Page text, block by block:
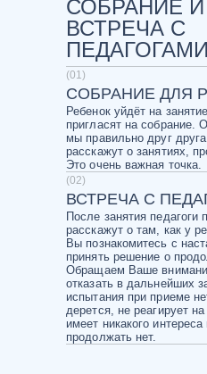
(01)
СОБРАНИЕ ДЛЯ
Ребенок уйдёт на
пригласят на собрание.
мы правильно друг
расскажут о занятиях,
Это очень важная точка.
(02)
ВСТРЕЧА С
После занятия педагоги
расскажут о там, как у
Вы познакомитесь с
принять решение о
Обращаем Ваше
отказать в дальнейших
испытания при приеме
дерется, не реагирует
имеет никакого
продолжать нет.
СОБРАНИЕ И
ВСТРЕЧА С
ПЕДАГОГАМИ
СТУПЕНИ
НАЧАЛЬНАЯ ГРУППА
В эту группу Вы можете записать
- Первичное освоение сценической
движения, вокала и актерского
Творческого испытания при приеме
ребенок дерется, не реагирует на
не имеет никакого интереса к
возьмем. Группа будет участвовать в
недель скороговорок. Есть 2 показа в
(декабрь/май). На показе начальной
спектакля. Это именно показ
по отдельности. Речь, движение,
актера и вокал. Показ закончится
награждением студийцев.
ПРОДВИНУТАЯ ГРУППА
В эту группу можно перевестись из
- Начинается работа над речевым
спектаклем-упражнением. Первые
публику с поставленными и